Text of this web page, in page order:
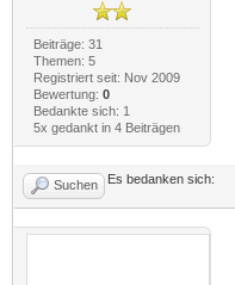
Beiträge: 31
Themen: 5
Registriert seit: Nov 2009
Bewertung: 0
Bedankte sich: 1
5x gedankt in 4 Beiträgen
Suchen Es bedanken sich: